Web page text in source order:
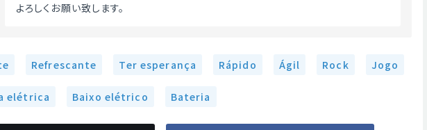
よろしくお願い致します。
Refrescante Ter esperança Rápido Ágil Rock Jogo
elétrica Baixo elétrico Bateria